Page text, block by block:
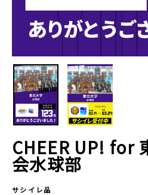
CHEER UP! for
会水球部
サシイレ品